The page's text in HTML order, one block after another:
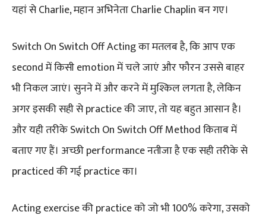
यहां से Charlie, महान अभिनेता Charlie Chaplin बन गए।
Switch On Switch Off Acting का मतलब है, कि आप एक
second में किसी emotion में चले जाएं और फौरन उससे बाहर
भी निकल जाएं। सुनने में और करने में मुश्किल लगता है, लेकिन
अगर इसकी सही से practice की जाए, तो यह बहुत आसान है।
और यही तरीके Switch On Switch Off Method किताब में
बताए गए हैं। अच्छी performance नतीजा है एक सही तरीके से
practiced की गई practice का।
Acting exercise की practice को जो भी 100% करेगा, उसको